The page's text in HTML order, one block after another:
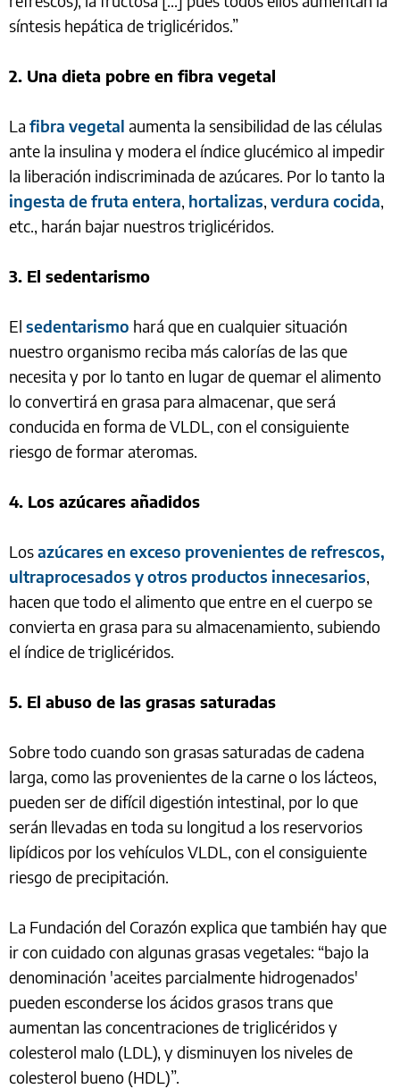
síntesis hepática de triglicéridos.”
2. Una dieta pobre en fibra vegetal
La fibra vegetal aumenta la sensibilidad de las células
ante la insulina y modera el índice glucémico al impedir
la liberación indiscriminada de azúcares. Por lo tanto la
ingesta de fruta entera, hortalizas, verdura cocida,
etc., harán bajar nuestros triglicéridos.
3. El sedentarismo
El sedentarismo hará que en cualquier situación
nuestro organismo reciba más calorías de las que
necesita y por lo tanto en lugar de quemar el alimento
lo convertirá en grasa para almacenar, que será
conducida en forma de VLDL, con el consiguiente
riesgo de formar ateromas.
4. Los azúcares añadidos
Losazúcares en exceso provenientes de refrescos,
ultraprocesados y otros productos innecesarios,
hacen que todo el alimento que entre en el cuerpo se
convierta en grasa para su almacenamiento, subiendo
el índice de triglicéridos.
5. El abuso de las grasas saturadas
Sobre todo cuando son grasas saturadas de cadena
larga, como las provenientes de la carne o los lácteos,
pueden ser de difícil digestión intestinal, por lo que
serán llevadas en toda su longitud a los reservorios
lipídicos por los vehículos VLDL, con el consiguiente
riesgo de precipitación.
La Fundación del Corazón explica que también hay que
ir con cuidado con algunas grasas vegetales: “bajo la
denominación 'aceites parcialmente hidrogenados'
pueden esconderse los ácidos grasos trans que
aumentan las concentraciones de triglicéridos y
colesterol malo (LDL), y disminuyen los niveles de
colesterol bueno (HDL)”.